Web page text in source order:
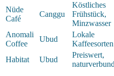
Nüde
Café
Canggu
Köstliches
Frühstück,
Minzwasser
Anomali
Coffee
Ubud
Lokale
Kaffeesorten
Habitat
Ubud
Preiswert,